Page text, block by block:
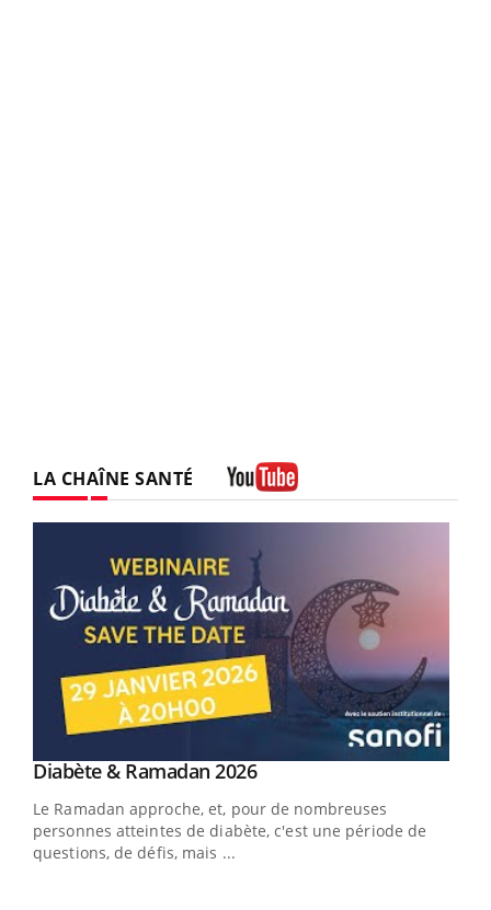
LA CHAÎNE SANTÉ
Youtube
Diabète & Ramadan 2026Youtube
Le Ramadan approche, et, pour de nombreuses
personnes atteintes de diabète, c'est une période de
questions, de défis, mais ...
Youtube
Un « jumeau numérique » pour faciliter l’accès
Un établissement lié à un groupe mutualiste innove en
matière de bilan de santé : l'utilisation d'un « jumeau